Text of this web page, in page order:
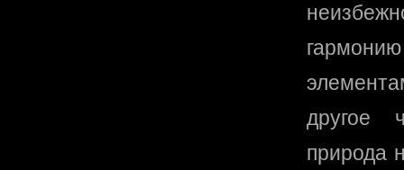
другое
природа